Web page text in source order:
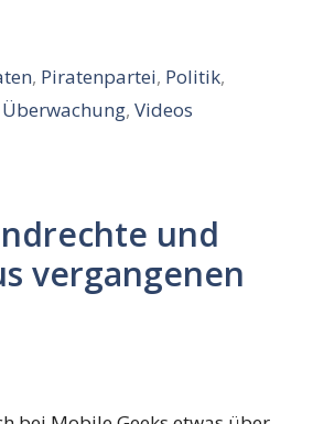
, Piratenpartei, Politik,
Überwachung, Videos
und
vergangenen